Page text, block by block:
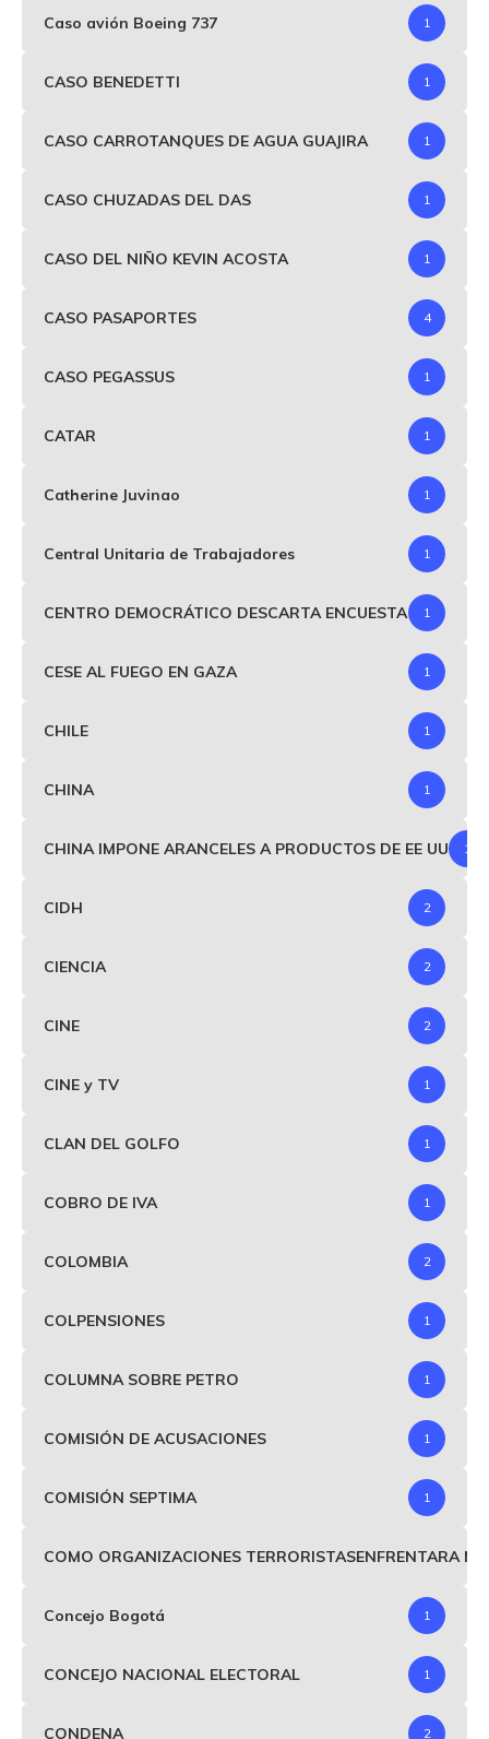
Caso avión Boeing 737 1
CASO BENEDETTI 1
CASO CARROTANQUES DE AGUA GUAJIRA 1
CASO CHUZADAS DEL DAS 1
CASO DEL NIÑO KEVIN ACOSTA 1
CASO PASAPORTES 4
CASO PEGASSUS 1
CATAR 1
Catherine Juvinao 1
Central Unitaria de Trabajadores 1
CENTRO DEMOCRÁTICO DESCARTA ENCUESTA 1
CESE AL FUEGO EN GAZA 1
CHILE 1
CHINA 1
CHINA IMPONE ARANCELES A PRODUCTOS DE EE UU 1
CIDH 2
CIENCIA 2
CINE 2
CINE y TV 1
CLAN DEL GOLFO 1
COBRO DE IVA 1
COLOMBIA 2
COLPENSIONES 1
COLUMNA SOBRE PETRO 1
COMISIÓN DE ACUSACIONES 1
COMISIÓN SEPTIMA 1
COMO ORGANIZACIONES TERRORISTASENFRENTARA
Concejo Bogotá 1
CONCEJO NACIONAL ELECTORAL 1
CONDENA 2